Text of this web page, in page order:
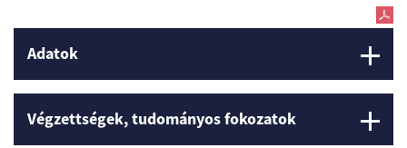
Adatok
Végzettségek, tudományos fokozatok